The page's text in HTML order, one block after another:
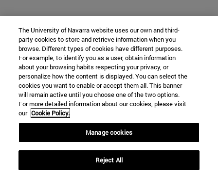
The University of Navarra website uses our own and third-
party cookies to store and retrieve information when you
browse. Different types of cookies have different purposes.
For example, to identify you as a user, obtain information
about your browsing habits respecting your privacy, or
personalize how the content is displayed. You can select the
cookies you want to enable or accept them all. This banner
will remain active until you choose one of the two options.
For more detailed information about our cookies, please visit
our Cookie Policy.
Manage cookies
Reject All